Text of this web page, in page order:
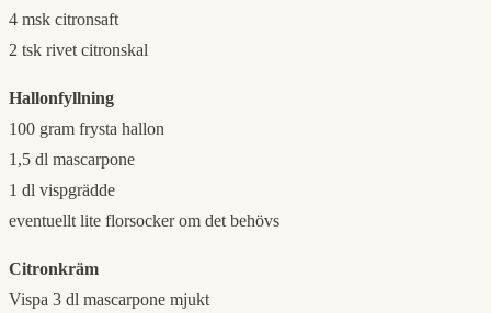
4 msk citronsaft
2 tsk rivet citronskal
Hallonfyllning
100 gram frysta hallon
1,5 dl mascarpone
1 dl vispgrädde
eventuellt lite florsocker om det behövs
Citronkräm
Vispa 3 dl mascarpone mjukt